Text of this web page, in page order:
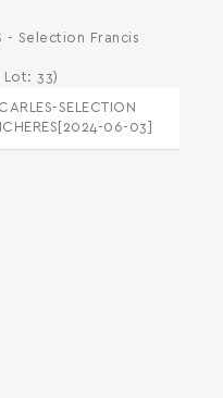
- Selection Francis
Lot: 33)